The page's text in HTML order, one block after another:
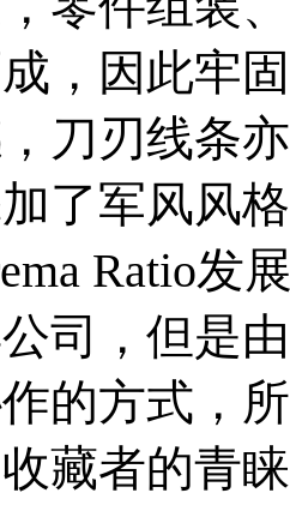
，因此牢
刀刃线条
了军风风
Ratio发
司，但是
的方式，
藏者的青